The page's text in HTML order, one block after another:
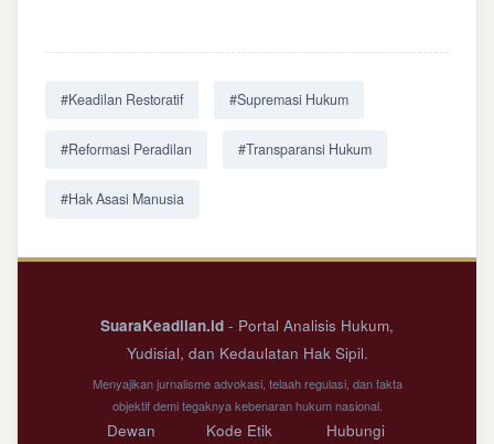
#Keadilan Restoratif #Supremasi Hukum
#Reformasi Peradilan #Transparansi Hukum
#Hak Asasi Manusia
SuaraKeadilan.id - Portal Analisis Hukum,
Yudisial, dan Kedaulatan Hak Sipil.
Menyajikan jurnalisme advokasi, telaah regulasi, dan fakta
objektif demi tegaknya kebenaran hukum nasional.
Dewan Kode Etik Hubungi